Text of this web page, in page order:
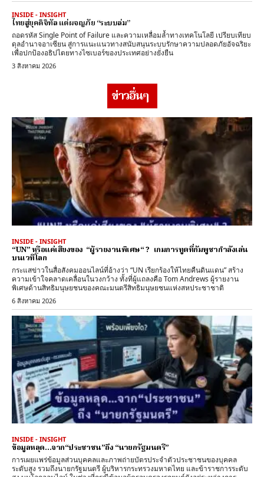
INSIDE - INSIGHT
ไทยสู่ยุคดิจิทัล แต่ผจญภัย “ระบบล่ม”
ถอดรหัส Single Point of Failure และความเหลื่อมล้ำทางเทคโนโลยี เปรียบเทียบ
ดุลอำนาจอาเซียน สู่การแนะแนวทางสนับสนุนระบบรักษาความปลอดภัยอัจฉริยะ
เพื่อปกป้องอธิปไตยทางไซเบอร์ของประเทศอย่างยั่งยืน
3 สิงหาคม 2026
ข่าวอื่นๆ
INSIDE - INSIGHT
“UN” หรือแค่เสียงของ “ผู้รายงานพิเศษ“ ? เกมการทูตที่กัมพูชากำลังเล่น
บนเวทีโลก
กระแสข่าวในสื่อสังคมออนไลน์ที่อ้างว่า “UN เรียกร้องให้ไทยคืนดินแดน” สร้าง
ความเข้าใจคลาดเคลื่อนในวงกว้าง ทั้งที่ผู้แถลงคือ Tom Andrews ผู้รายงาน
พิเศษด้านสิทธิมนุษยชนของคณะมนตรีสิทธิมนุษยชนแห่งสหประชาชาติ
6 สิงหาคม 2026
INSIDE - INSIGHT
ข้อมูลหลุด…จาก“ประชาชน”ถึง “นายกรัฐมนตรี”
การเผยแพร่ข้อมูลส่วนบุคคลและภาพถ่ายบัตรประจำตัวประชาชนของบุคคล
ระดับสูง รวมถึงนายกรัฐมนตรี ผู้บริหารกระทรวงมหาดไทย และข้าราชการระดับ